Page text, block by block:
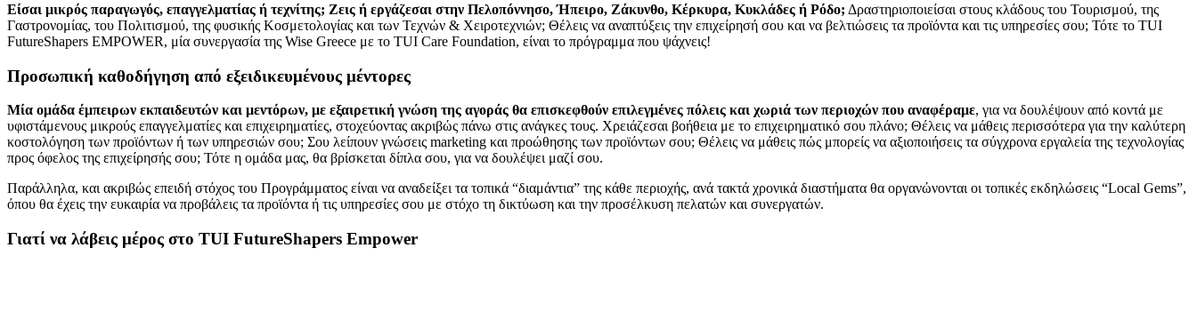
Είσαι μικρός παραγωγός, επαγγελματίας ή τεχνίτης; Ζεις ή εργάζεσαι στην Πελοπόννησο, Ήπειρο, Ζάκυνθο, Κέρκυρα, Κυκλάδες ή Ρόδο; Δραστηριοποιείσαι στους κλάδους του Τουρισμού, της
Γαστρονομίας, του Πολιτισμού, της φυσικής Κοσμετολογίας και των Τεχνών & Χειροτεχνιών; Θέλεις να αναπτύξεις την επιχείρησή σου και να βελτιώσεις τα προϊόντα και τις υπηρεσίες σου; Τότε το TUI
FutureShapers EMPOWER, μία συνεργασία της Wise Greece με το TUI Care Foundation, είναι το πρόγραμμα που ψάχνεις!
Προσωπική καθοδήγηση από εξειδικευμένους μέντορες
Μία ομάδα έμπειρων εκπαιδευτών και μεντόρων, με εξαιρετική γνώση της αγοράς θα επισκεφθούν επιλεγμένες πόλεις και χωριά των περιοχών που αναφέραμε, για να δουλέψουν από κοντά με
υφιστάμενους μικρούς επαγγελματίες και επιχειρηματίες, στοχεύοντας ακριβώς πάνω στις ανάγκες τους. Χρειάζεσαι βοήθεια με το επιχειρηματικό σου πλάνο; Θέλεις να μάθεις περισσότερα για την καλύτερη
κοστολόγηση των προϊόντων ή των υπηρεσιών σου; Σου λείπουν γνώσεις marketing και προώθησης των προϊόντων σου; Θέλεις να μάθεις πώς μπορείς να αξιοποιήσεις τα σύγχρονα εργαλεία της τεχνολογίας
προς όφελος της επιχείρησής σου; Τότε η ομάδα μας, θα βρίσκεται δίπλα σου, για να δουλέψει μαζί σου.
Παράλληλα, και ακριβώς επειδή στόχος του Προγράμματος είναι να αναδείξει τα τοπικά “διαμάντια” της κάθε περιοχής, ανά τακτά χρονικά διαστήματα θα οργανώνονται οι τοπικές εκδηλώσεις “Local Gems”,
όπου θα έχεις την ευκαιρία να προβάλεις τα προϊόντα ή τις υπηρεσίες σου με στόχο τη δικτύωση και την προσέλκυση πελατών και συνεργατών.
Γιατί να λάβεις μέρος στο TUI FutureShapers Empower